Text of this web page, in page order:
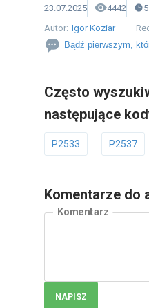
23.07.2025 4442 5
Autor: Igor Koziar
Bądź pierwszym,
Często
następujące
P2533 P2537
Komentarze do
Komentarz
NAPISZ